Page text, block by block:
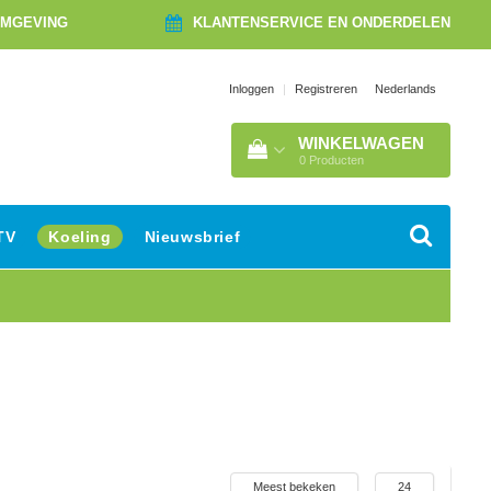
KLANTENSERVICE EN ONDERDELEN
Inloggen | Registreren Nederlands
WINKELWAGEN
0 Producten
Koeling Nieuwsbrief
Meest bekeken 24